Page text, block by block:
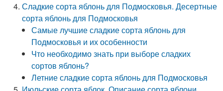
Сладкие сорта яблонь для Подмосковья. Десертные
сорта яблонь для Подмосковья
Самые лучшие сладкие сорта яблонь для
Подмосковья и их особенности
Что необходимо знать при выборе сладких
сортов яблонь?
Летние сладкие сорта яблонь для Подмосковья